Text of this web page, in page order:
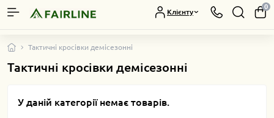
Клієнту
0
Тактичні кросівки демісезонні
Тактичні кросівки демісезонні
У даній категорії немає товарів.